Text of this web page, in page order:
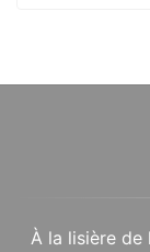
À la lisière de